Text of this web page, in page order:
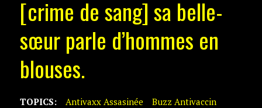
[crime de sang] sa belle-
sœur parle d’hommes en
blouses.
TOPICS: Antivaxx Assasinée
Buzz Antivaccin